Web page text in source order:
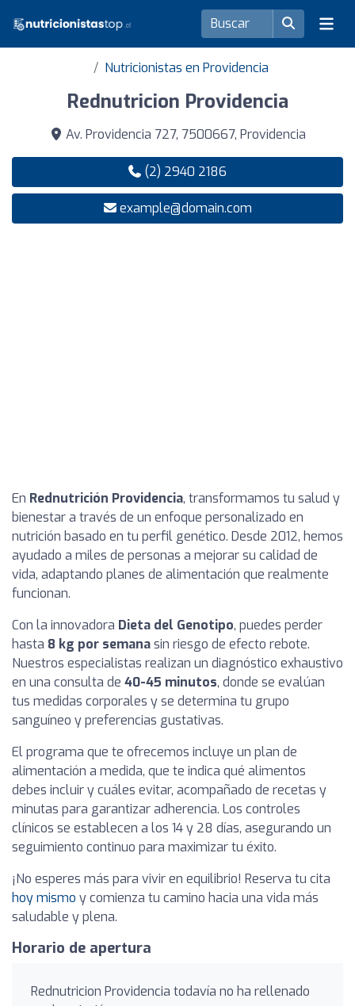
Nutricionistas en Providencia
Rednutricion Providencia
Av. Providencia 727, 7500667, Providencia
(2) 2940 2186
example@domain.com
En Rednutrición Providencia, transformamos tu salud y
bienestar a través de un enfoque personalizado en
nutrición basado en tu perfil genético. Desde 2012, hemos
ayudado a miles de personas a mejorar su calidad de
vida, adaptando planes de alimentación que realmente
funcionan.
Con la innovadora Dieta del Genotipo, puedes perder
hasta 8 kg por semanasin riesgo de efecto rebote.
Nuestros especialistas realizan un diagnóstico exhaustivo
en una consulta de 40-45 minutos, donde se evalúan
tus medidas corporales y se determina tu grupo
sanguíneo y preferencias gustativas.
El programa que te ofrecemos incluye un plan de
alimentación a medida, que te indica qué alimentos
debes incluir y cuáles evitar, acompañado de recetas y
minutas para garantizar adherencia. Los controles
clínicos se establecen a los 14 y 28 días, asegurando un
seguimiento continuo para maximizar tu éxito.
¡No esperes más para vivir en equilibrio! Reserva tu cita
hoy mismo y comienza tu camino hacia una vida más
saludable y plena.
Horario de apertura
Rednutricion Providencia todavía no ha rellenado